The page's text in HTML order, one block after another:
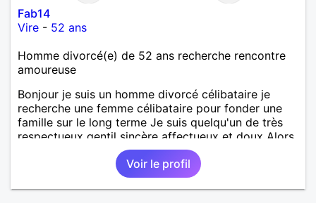
Fab14
Vire - 52 ans
Homme divorcé(e) de 52 ans recherche rencontre
amoureuse
Bonjour je suis un homme divorcé célibataire je
recherche une femme célibataire pour fonder une
famille sur le long terme Je suis quelqu'un de très
respectueux gentil sincère affectueux et doux Alors
si tu es intéressée par mon profil n'hésite pas à me
contacter Et si tu as des enfants ils sont les
bienvenus À très vite
Voir le profil